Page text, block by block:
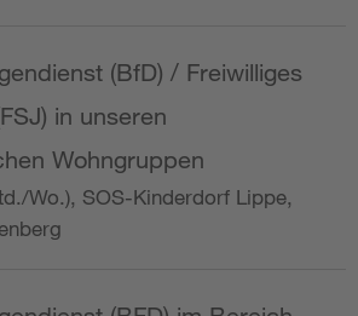
(BfD) / Freiwilliges
in unseren
Wohngruppen
Wo.), SOS-Kinderdorf Lippe,